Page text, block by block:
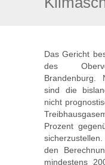
Das Gericht
des
Brandenburg.
sind die
nicht
Prozent
den
mindestens